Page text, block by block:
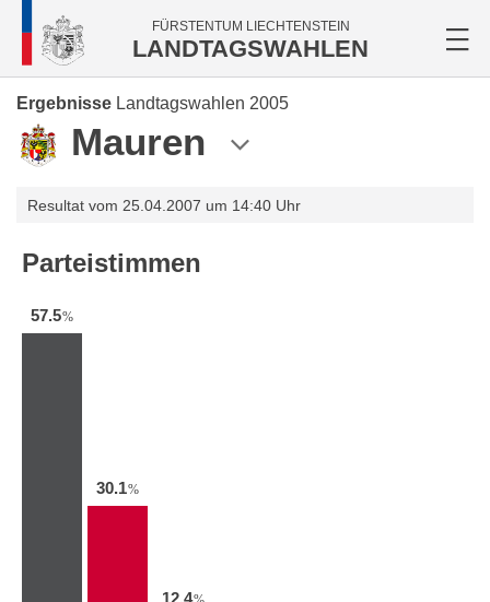
FÜRSTENTUM LIECHTENSTEIN
LANDTAGSWAHLEN
Ergebnisse Landtagswahlen 2005
Mauren
Resultat vom 25.04.2007 um 14:40 Uhr
Parteistimmen
57.5%
30.1%